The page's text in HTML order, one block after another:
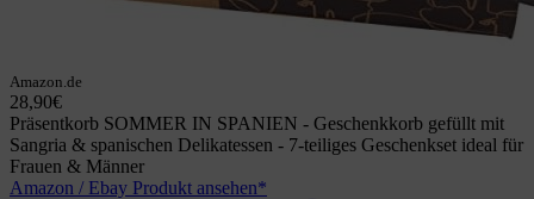
Amazon.de
28,90€
Präsentkorb SOMMER IN SPANIEN - Geschenkkorb gefüllt mit
Sangria & spanischen Delikatessen - 7-teiliges Geschenkset ideal für
Frauen & Männer
Amazon / Ebay Produkt ansehen*